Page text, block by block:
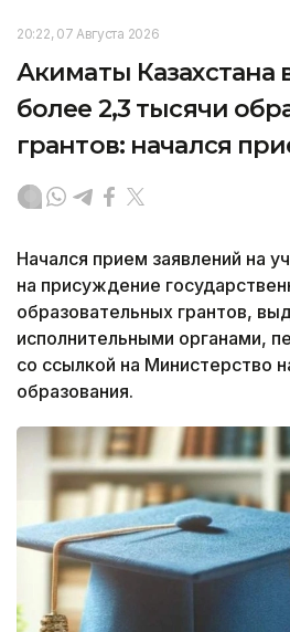
20:22, 07 Августа 2026
Акиматы Казахстана
более 2,3 тысячи
грантов: начался
Начался прием заявлений на
на присуждение
образовательных грантов,
исполнительными органами,
со ссылкой на Министерство
образования.